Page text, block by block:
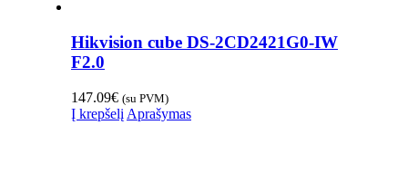
Hikvision cube DS-2CD2421G0-IW
F2.0
147.09€ (su PVM)
Į krepšelį Aprašymas